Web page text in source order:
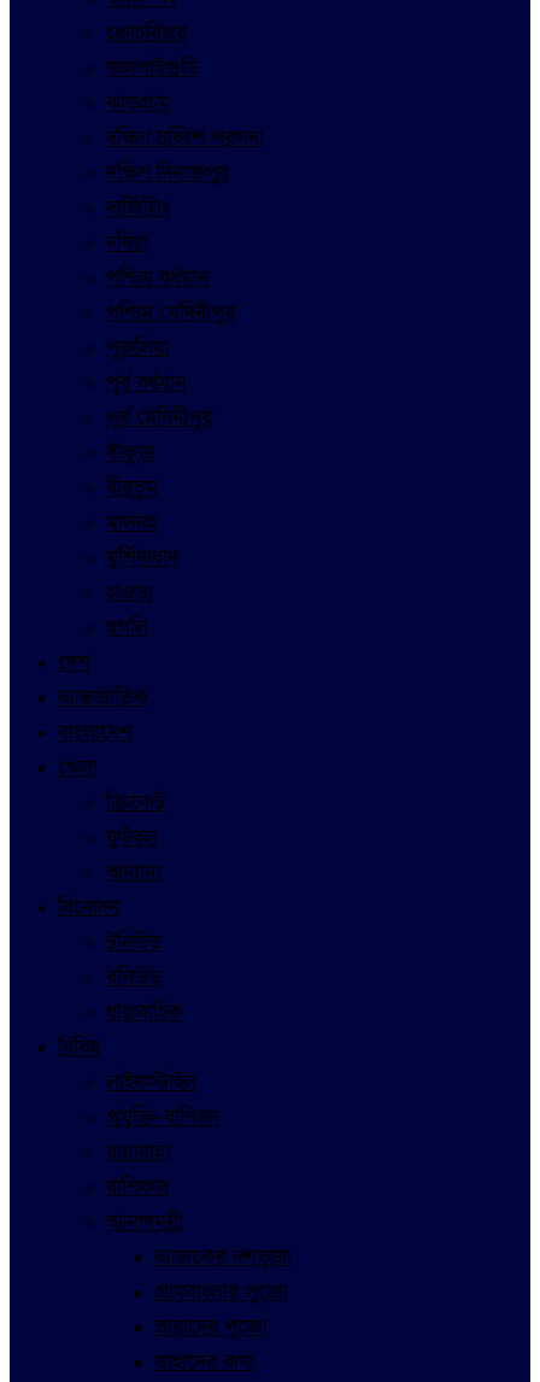
কোচবিহার
জলপাইগুড়ি
ঝাড়গ্রাম
দক্ষিণ চব্বিশ পরগনা
দক্ষিণ দিনাজপুর
দার্জিলিং
নদিয়া
পশ্চিম বর্ধমান
পশ্চিম মেদিনীপুর
পুরুলিয়া
পূর্ব বর্ধমান
পূর্ব মেদিনীপুর
বাঁকুড়া
বীরভূম
মালদহ
মুর্শিদাবাদ
হাওড়া
হুগলি
দেশ
আন্তর্জাতিক
বাংলাদেশ
খেলা
ক্রিকেট
ফুটবল
অন্যান্য
বিনোদন
টলিউড
বলিউড
ধারাবাহিক
বিবিধ
লাইফস্টাইল
প্রযুক্তি-বাণিজ্য
রান্নাবান্না
রাশিফল
আনন্দময়ী
আজকের দশভূজা
গ্রামবাংলার পুজো
তারাদের পুজো
তাহাদের কথা